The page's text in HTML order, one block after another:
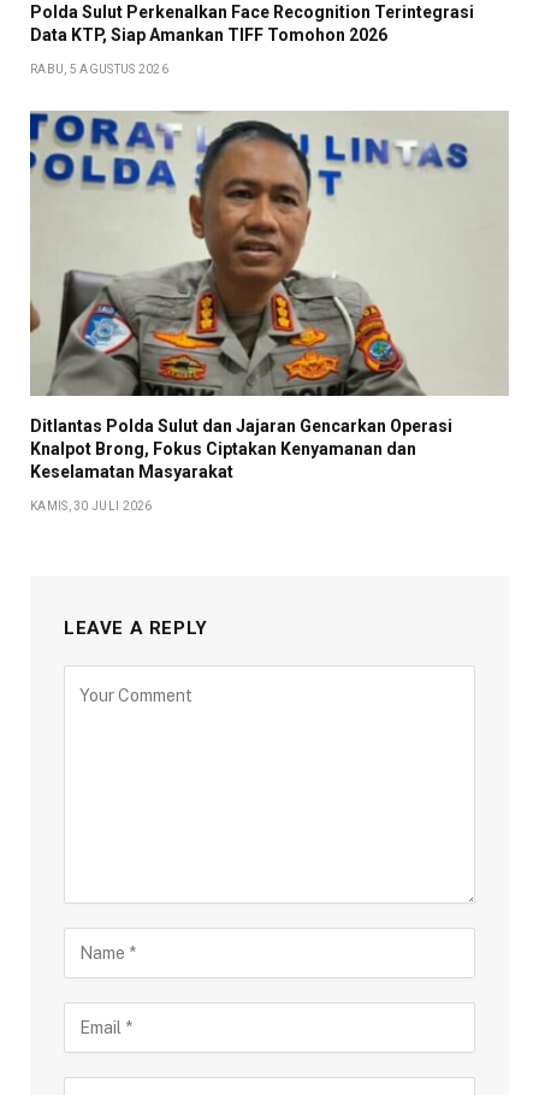
Polda Sulut Perkenalkan Face Recognition Terintegrasi
Data KTP, Siap Amankan TIFF Tomohon 2026
RABU, 5 AGUSTUS 2026
Ditlantas Polda Sulut dan Jajaran Gencarkan Operasi
Knalpot Brong, Fokus Ciptakan Kenyamanan dan
Keselamatan Masyarakat
KAMIS, 30 JULI 2026
LEAVE A REPLY